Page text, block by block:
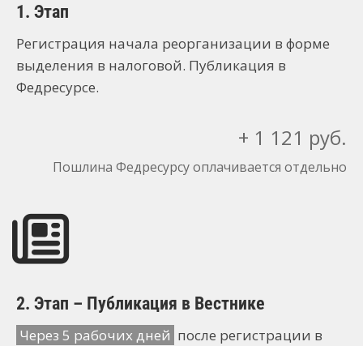
1. Этап
Регистрация начала реорганизации в форме
выделения в налоговой. Публикация в
Федресурсе.
+ 1 121 руб.
Пошлина Федресурсу оплачивается отдельно
2. Этап – Публикация в Вестнике
Через 5 рабочих дней после регистрации в